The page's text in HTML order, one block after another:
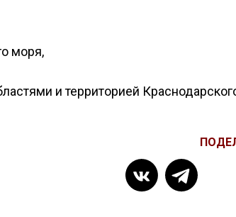
моря,
и территорией